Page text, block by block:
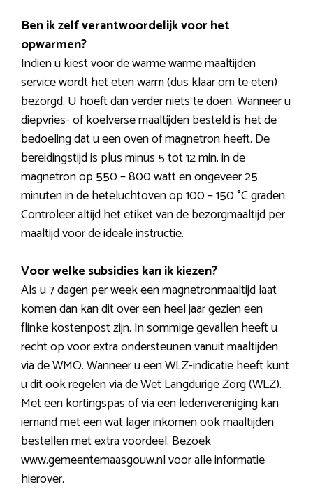
Ben ik zelf verantwoordelijk voor het
opwarmen?
Indien u kiest voor de warme warme maaltijden
service wordt het eten warm (dus klaar om te eten)
bezorgd. U hoeft dan verder niets te doen. Wanneer u
diepvries- of koelverse maaltijden besteld is het de
bedoeling dat u een oven of magnetron heeft. De
bereidingstijd is plus minus 5 tot 12 min. in de
magnetron op 550 – 800 watt en ongeveer 25
minuten in de heteluchtoven op 100 – 150 °C graden.
Controleer altijd het etiket van de bezorgmaaltijd per
maaltijd voor de ideale instructie.
Voor welke subsidies kan ik kiezen?
Als u 7 dagen per week een magnetronmaaltijd laat
komen dan kan dit over een heel jaar gezien een
flinke kostenpost zijn. In sommige gevallen heeft u
recht op voor extra ondersteunen vanuit maaltijden
via de WMO. Wanneer u een WLZ-indicatie heeft kunt
u dit ook regelen via de Wet Langdurige Zorg (WLZ).
Met een kortingspas of via een ledenvereniging kan
iemand met een wat lager inkomen ook maaltijden
bestellen met extra voordeel. Bezoek
www.gemeentemaasgouw.nl voor alle informatie
hierover.